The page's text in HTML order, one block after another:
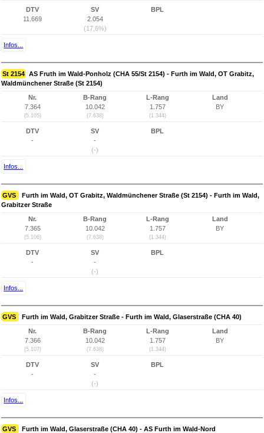
DTV
11.669
SV
2.054
(17,6%)
BPL
Infos...
St 2154 AS Fruth im Wald-Ponholz (CHA 55/St 2154) - Furth im Wald, OT Grabitz,
Waldmünchener Straße (St 2154)
Nr.
7.364
(5.105)
B-Rang
10.042
(7.638)
L-Rang
1.757
(1.344)
Land
BY
DTV
-
SV
-
(-)
BPL
Infos...
GVS
Furth im Wald, OT Grabitz, Waldmünchener Straße (St 2154) - Furth im Wald,
Grabitzer Straße
Nr.
7.365
(5.106)
B-Rang
10.042
(7.638)
L-Rang
1.757
(1.344)
Land
BY
DTV
-
SV
-
(-)
BPL
Infos...
GVS Furth im Wald, Grabitzer Straße - Furth im Wald, Glaserstraße (CHA 40)
Nr.
7.366
(5.107)
B-Rang
10.042
(7.638)
L-Rang
1.757
(1.344)
Land
BY
DTV
-
SV
-
(-)
BPL
Infos...
GVS Furth im Wald, Glaserstraße (CHA 40) - AS Furth im Wald-Nord